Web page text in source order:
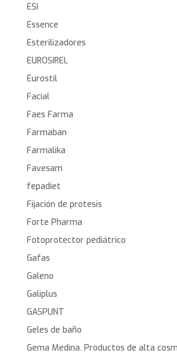
ESI
Essence
Esterilizadores
EUROSIREL
Eurostil
Facial
Faes Farma
Farmaban
Farmalika
Favesam
fepadiet
Fijación de protesis
Forte Pharma
Fotoprotector pediátrico
Gafas
Galeno
Galiplus
GASPUNT
Geles de baño
Gema Medina. Productos de alta